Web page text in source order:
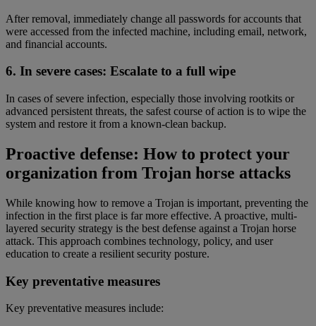
After removal, immediately change all passwords for accounts that
were accessed from the infected machine, including email, network,
and financial accounts.
6. In severe cases: Escalate to a full wipe
In cases of severe infection, especially those involving rootkits or
advanced persistent threats, the safest course of action is to wipe the
system and restore it from a known-clean backup.
Proactive defense: How to protect your
organization from Trojan horse attacks
While knowing how to remove a Trojan is important, preventing the
infection in the first place is far more effective. A proactive, multi-
layered security strategy is the best defense against a Trojan horse
attack. This approach combines technology, policy, and user
education to create a resilient security posture.
Key preventative measures
Key preventative measures include: